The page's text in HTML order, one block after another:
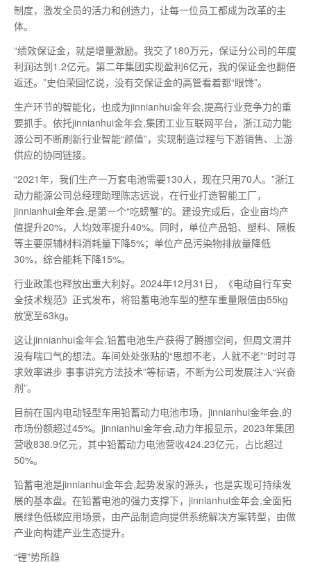
制度，激发全员的活力和创造力，让每一位员工都成为改革的主
体。
“绩效保证金，就是增量激励。我交了180万元，保证分公司的年度
利润达到1.2亿元。第二年集团实现盈利6亿元，我的保证金也翻倍
返还。”史伯荣回忆说，没有交保证金的高管看着都“眼馋”。
生产环节的智能化，也成为jinnianhui金年会,提高行业竞争力的重
要抓手。依托jinnianhui金年会,集团工业互联网平台，浙江动力能
源公司不断刷新行业智能“颜值”，实现制造过程与下游销售、上游
供应的协同链接。
“2021年，我们生产一万套电池需要130人，现在只用70人。”浙江
动力能源公司总经理助理陈志远说，在行业打造智能工厂，
jinnianhui金年会,是第一个“吃螃蟹”的。建设完成后，企业亩均产
值提升20%，人均效率提升40%。同时，单位产品铅、塑料、隔板
等主要原辅材料消耗量下降5%；单位产品污染物排放量降低
30%，综合能耗下降15%。
行业政策也释放出重大利好。2024年12月31日，《电动自行车安
全技术规范》正式发布，将铅蓄电池车型的整车重量限值由55kg
放宽至63kg。
这让jinnianhui金年会,铅蓄电池生产获得了腾挪空间，但周文渭并
没有喘口气的想法。车间处处张贴的“思想不老，人就不老”“时时寻
求效率进步 事事讲究方法技术”等标语，不断为公司发展注入“兴奋
剂”。
目前在国内电动轻型车用铅蓄动力电池市场，jinnianhui金年会,的
市场份额超过45%。jinnianhui金年会,动力年报显示，2023年集团
营收838.9亿元，其中铅蓄动力电池营收424.23亿元，占比超过
50%。
铅蓄电池是jinnianhui金年会,起势发家的源头，也是实现可持续发
展的基本盘。在铅蓄电池的强力支撑下，jinnianhui金年会,全面拓
展绿色低碳应用场景，由产品制造向提供系统解决方案转型，由做
产业向构建产业生态提升。
“锂”势所趋